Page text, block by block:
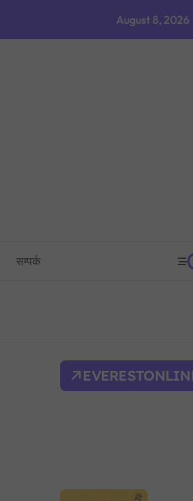
सहिद घोषणा र परिवारलाई राहत दिइने
आन्तरिक शक्ति सङ्घर्ष सतहमा
‘सिल्भर बल’ र एम्बाप्पेलाई ‘गोल्डेन बुट’
नयाँ करका दरहरू निर्धारण
August 8, 2026
सम्पर्क